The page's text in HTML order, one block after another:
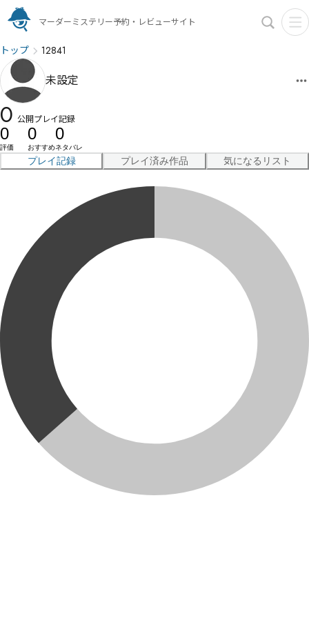
マーダーミステリー予約・レビューサイト
トップ 12841
未設定
0 公開プレイ記録
0
評価
0
おすすめ
0
ネタバレ
プレイ記録 プレイ済み作品 気になるリスト